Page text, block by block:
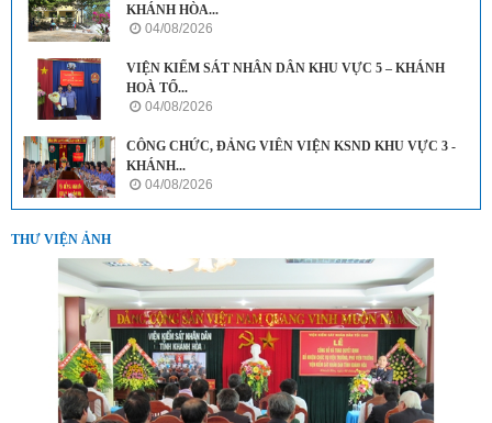
KHÁNH HÒA...
04/08/2026
VIỆN KIỂM SÁT NHÂN DÂN KHU VỰC 5 – KHÁNH
HOÀ TỔ...
04/08/2026
CÔNG CHỨC, ĐẢNG VIÊN VIỆN KSND KHU VỰC 3 -
KHÁNH...
04/08/2026
THƯ VIỆN ẢNH